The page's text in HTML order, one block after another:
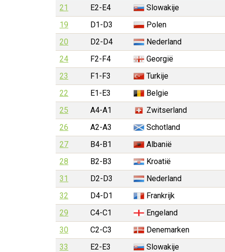
21
E2-E4 Slowakije
19
D1-D3 Polen
20
D2-D4 Nederland
24
F2-F4 Georgië
23
F1-F3 Turkije
22
E1-E3 Belgie
25
A4-A1 Zwitserland
26
A2-A3 Schotland
27
B4-B1 Albanië
28
B2-B3 Kroatië
31
D2-D3 Nederland
32
D4-D1 Frankrijk
29
C4-C1 Engeland
30
C2-C3 Denemarken
33
E2-E3 Slowakije